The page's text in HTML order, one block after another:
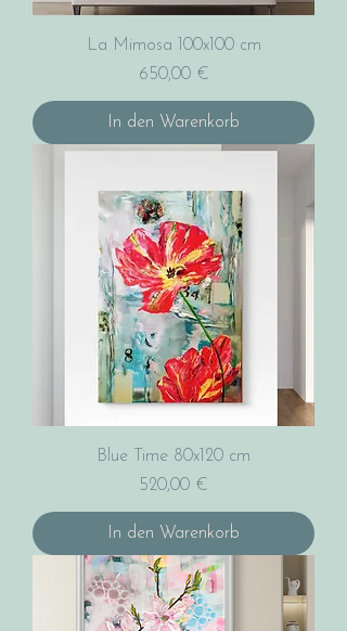
La Mimosa 100x100 cm
Preis
650,00 €
In den Warenkorb
Blue Time 80x120 cm
Preis
520,00 €
In den Warenkorb